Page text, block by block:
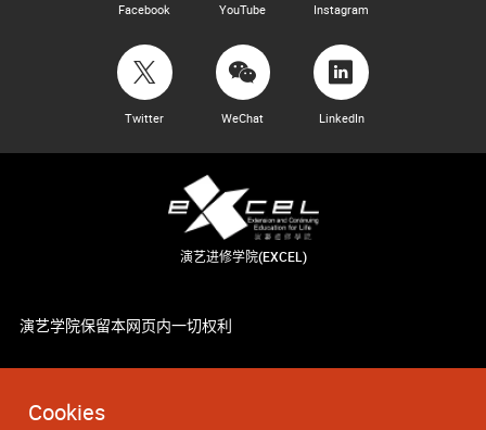
Cookies
Facebook YouTube Instagram
Twitter WeChat LinkedIn
演艺进修学院(EXCEL)
演艺学院保留本网页内一切权利